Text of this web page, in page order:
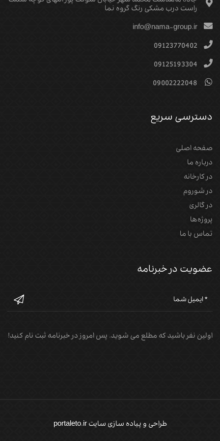
راست درب مشکی رنگ گروه نما
info@nama-group.ir
09123770402
09125193304
09002222048
دسترسی سریع
صفحه اصلی
درباره ما
در کارخانه
در شوروم
در گالری
پروژه‌‌ها
تماس با ما
عضویت در خبرنامه
اولین نفر باشید که مطلع می شوید. پس امروز در خبرنامه ثبت نام کنید!
طراحی و پیاده سازی سایت portaleto.ir